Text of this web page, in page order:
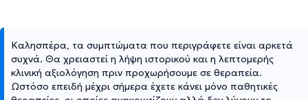
Καλησπέρα, τα συμπτώματα που περιγράφετε είναι αρκετά
συχνά. Θα χρειαστεί η λήψη ιστορικού και η λεπτομερής
κλινική αξιολόγηση πριν προχωρήσουμε σε θεραπεία.
Ωστόσο επειδή μέχρι σήμερα έχετε κάνει μόνο παθητικές